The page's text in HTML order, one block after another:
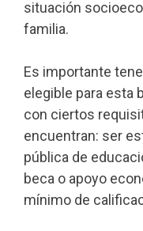
situación
familia.
Es importante
elegible para esta
con ciertos
encuentran: ser
pública de
beca o apoyo
mínimo de